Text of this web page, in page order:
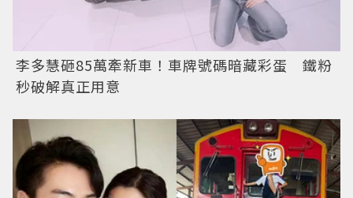
李多慧砸85萬牽新車！車牌號碼暗藏彩蛋 鐵粉
秒破解真正用意